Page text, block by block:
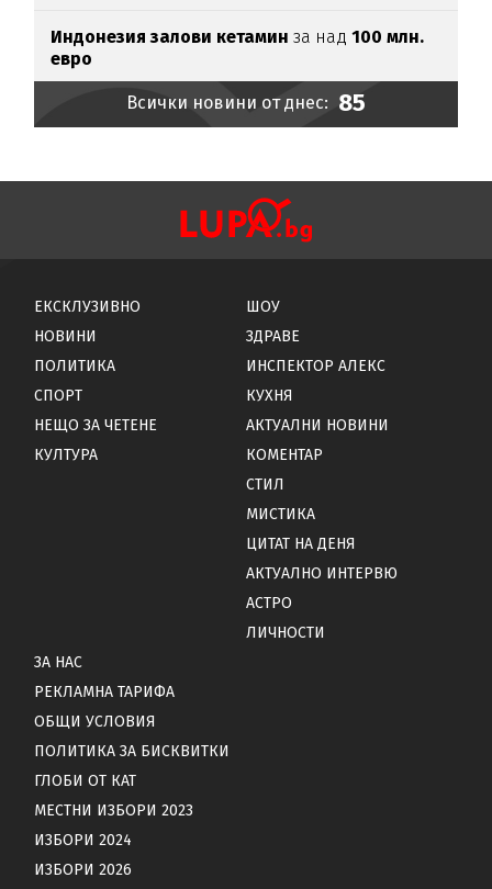
Индонезия залови кетамин за над100 млн.
евро
Всички новини от днес: 85
ЕКСКЛУЗИВНО
НОВИНИ
ПОЛИТИКА
СПОРТ
НЕЩО ЗА ЧЕТЕНЕ
КУЛТУРА
ШОУ
ЗДРАВЕ
ИНСПЕКТОР АЛЕКС
КУХНЯ
АКТУАЛНИ НОВИНИ
КОМЕНТАР
СТИЛ
МИСТИКА
ЦИТАТ НА ДЕНЯ
АКТУАЛНО ИНТЕРВЮ
АСТРО
ЛИЧНОСТИ
ЗА НАС
РЕКЛАМНА ТАРИФА
ОБЩИ УСЛОВИЯ
ПОЛИТИКА ЗА БИСКВИТКИ
ГЛОБИ ОТ КАТ
МЕСТНИ ИЗБОРИ 2023
ИЗБОРИ 2024
ИЗБОРИ 2026